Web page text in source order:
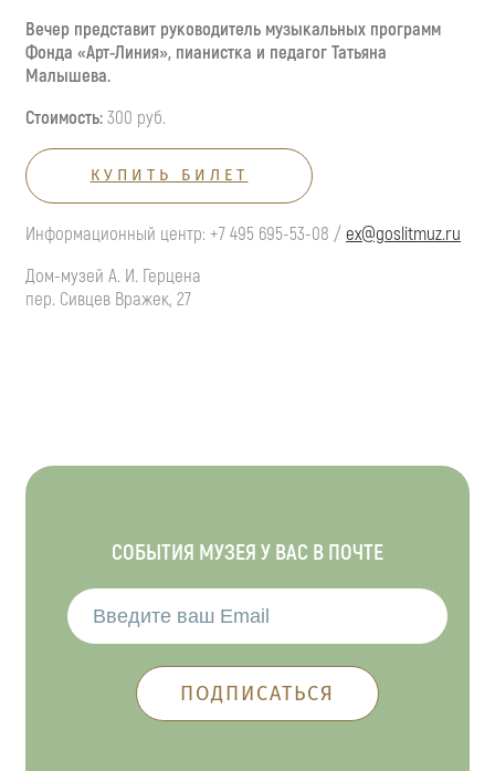
Вечер представит руководитель музыкальных программ
Фонда «Арт-Линия», пианистка и педагог Татьяна
Малышева.
Стоимость:300 руб.
КУПИТЬ БИЛЕТ
Информационный центр: +7 495 695-53-08 / ex@goslitmuz.ru
Дом-музей А. И. Герцена
пер. Сивцев Вражек, 27
СОБЫТИЯ МУЗЕЯ У ВАС В ПОЧТЕ